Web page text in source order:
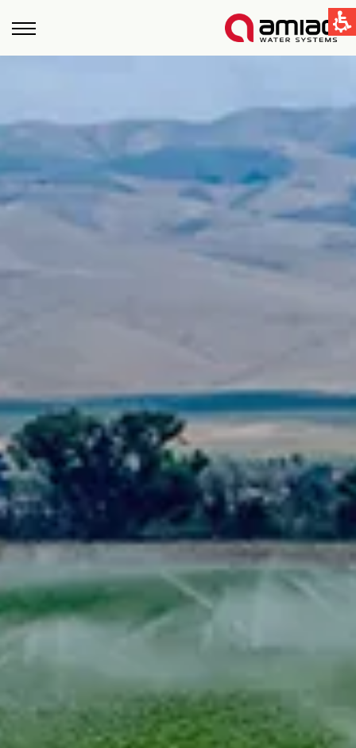
תחום התעשיה
טכנולוגיות הסינון בעמיעדGlobal
English
United States
English
Spanish
Russia
Russian
France
French
Germany
German
Israel
China
Chinese
בהתבסס על מיקומך, אנו ממליצים על האתר המקומי הבא:
North America- English